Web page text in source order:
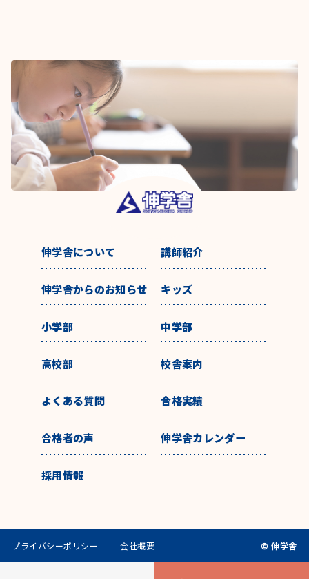
伸学舎について 講師紹介
伸学舎からのお知らせ キッズ
小学部 中学部
高校部 校舎案内
よくある質問 合格実績
合格者の声 伸学舎カレンダー
採用情報
プライバシーポリシー 会社概要 © 伸学舎